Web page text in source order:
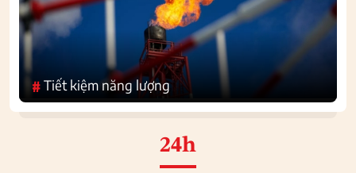
#Tiết kiệm năng lượng
24h